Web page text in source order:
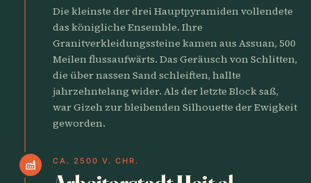
Die kleinste der drei Hauptpyramiden vollendete
das königliche Ensemble. Ihre
Granitverkleidungssteine kamen aus Assuan, 500
Meilen flussaufwärts. Das Geräusch von Schlitten,
die über nassen Sand schleiften, hallte
jahrzehntelang wider. Als der letzte Block saß,
war Gizeh zur bleibenden Silhouette der Ewigkeit
geworden.
factory CA. 2500 V. CHR.